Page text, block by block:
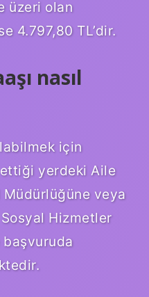
üzeri olan
4.797,80 TL’dir.
nasıl
için
yerdeki Aile
veya
Hizmetler